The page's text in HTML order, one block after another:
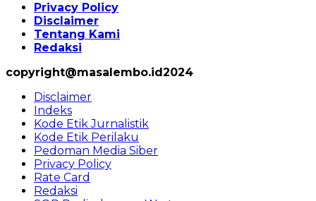
Privacy Policy
Disclaimer
Tentang Kami
Redaksi
copyright@masalembo.id2024
Disclaimer
Indeks
Kode Etik Jurnalistik
Kode Etik Perilaku
Pedoman Media Siber
Privacy Policy
Rate Card
Redaksi